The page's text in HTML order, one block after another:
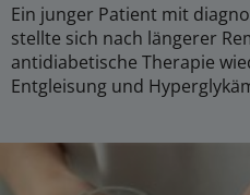
Ein junger Patient mit
stellte sich nach längerer
antidiabetische Therapie
Entgleisung und